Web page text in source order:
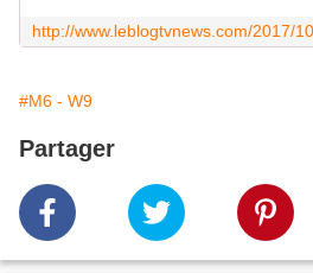
#M6 - W9
Partager